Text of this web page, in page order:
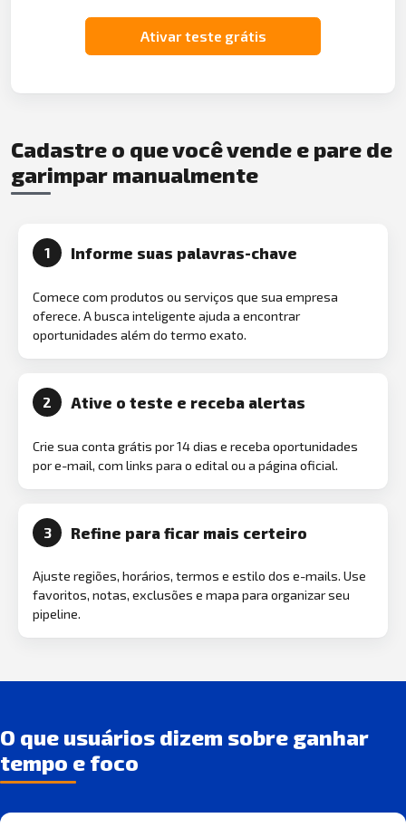
Ativar teste grátis
Cadastre o que você vende e pare de
garimpar manualmente
1 Informe suas palavras-chave
Comece com produtos ou serviços que sua empresa
oferece. A busca inteligente ajuda a encontrar
oportunidades além do termo exato.
2 Ative o teste e receba alertas
Crie sua conta grátis por 14 dias e receba oportunidades
por e-mail, com links para o edital ou a página oficial.
3 Refine para ficar mais certeiro
Ajuste regiões, horários, termos e estilo dos e-mails. Use
favoritos, notas, exclusões e mapa para organizar seu
pipeline.
O que usuários dizem sobre ganhar
tempo e foco